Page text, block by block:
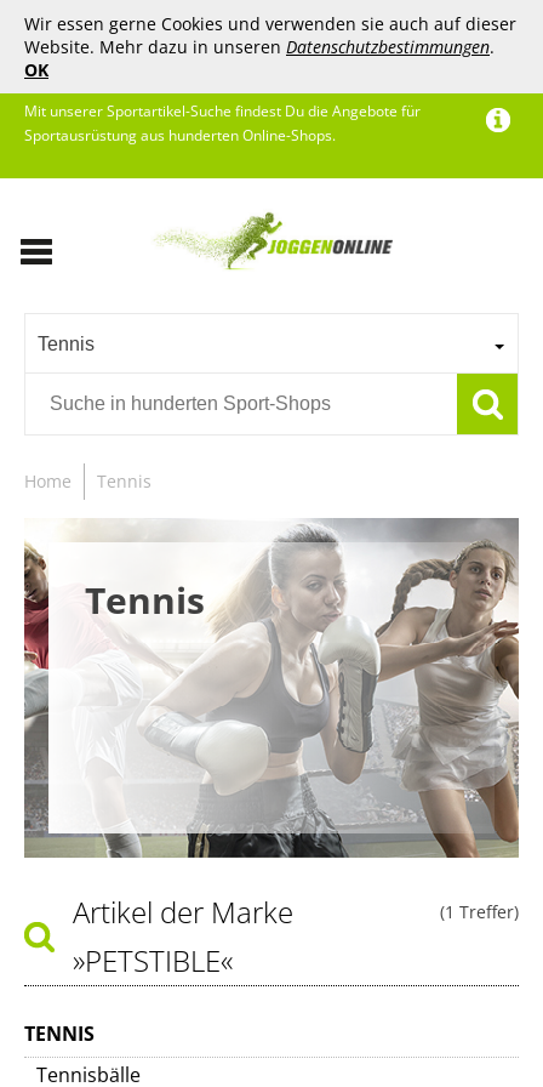
Wir essen gerne Cookies und verwenden sie auch auf dieser
Website. Mehr dazu in unseren Datenschutzbestimmungen.
OK
Mit unserer Sportartikel-Suche findest Du die Angebote für
Sportausrüstung aus hunderten Online-Shops.
Tennis
Home Tennis
Tennis
(1 Treffer)
Artikel der Marke
»PETSTIBLE«
TENNIS
Tennisbälle